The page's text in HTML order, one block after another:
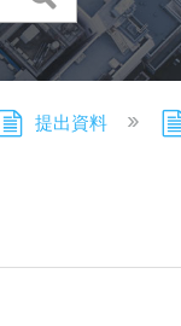
提出資料